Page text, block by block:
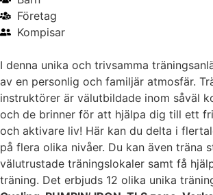
Företag
Kompisar
I denna unika och trivsamma
av en personlig och familjär atmosfär.
instruktörer är välutbildade inom såväl
och de brinner för att hjälpa dig till ett
och aktivare liv! Här kan du delta i
på flera olika nivåer. Du kan även träna
välutrustade träningslokaler samt få
träning. Det erbjuds 12 olika unika